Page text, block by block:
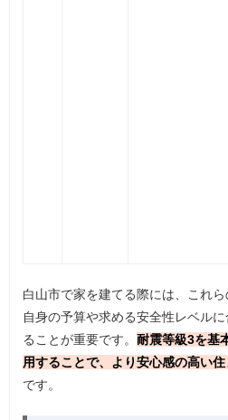
白山市で家を建てる際には、これ
自身の予算や求める安全性レベル
ることが重要です。耐震等級3を基
用することで、より安心感の高い
です。